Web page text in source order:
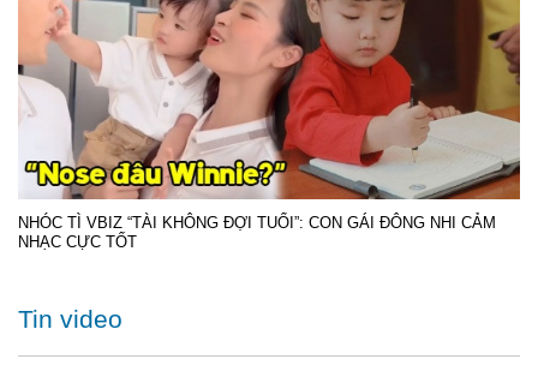
NHÓC TÌ VBIZ “TÀI KHÔNG ĐỢI TUỔI”: CON GÁI ĐÔNG NHI CẢM
NHẠC CỰC TỐT
Tin video